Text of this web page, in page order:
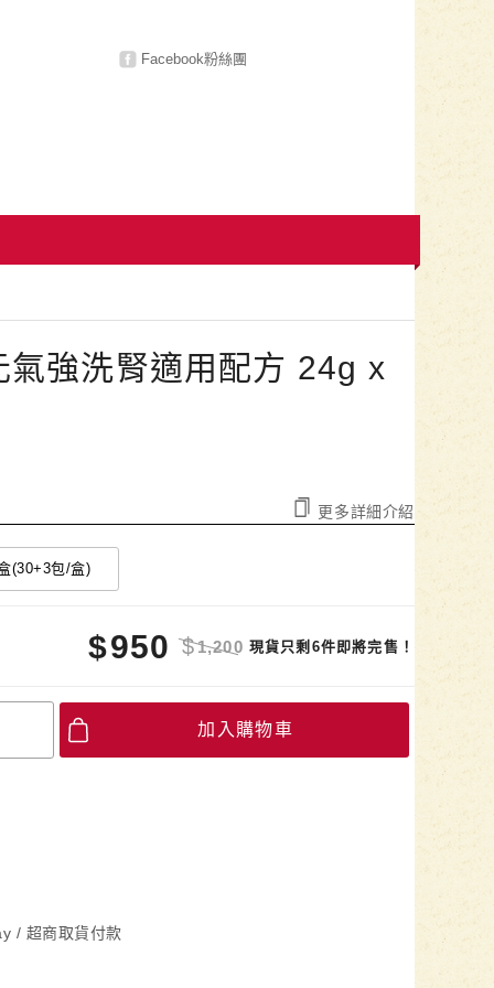
Facebook粉絲團
強洗腎適用配方 24g x
更多詳細介紹
(30+3包/盒)
$950 $1,200 現貨只剩6件即將完售！
加入購物車
/ 超商取貨付款